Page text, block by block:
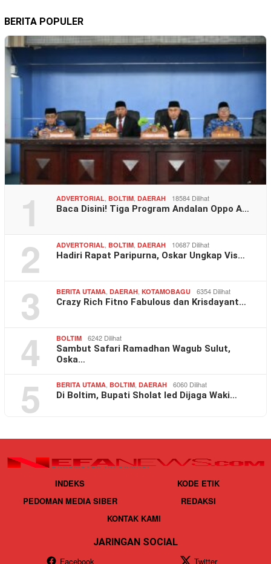
BERITA POPULER
1 ADVERTORIAL BOLTIM DAERAH 18584 Dilihat
Baca Disini! Tiga Program Andalan Oppo A…
2 ADVERTORIAL BOLTIM DAERAH 10687 Dilihat
Hadiri Rapat Paripurna, Oskar Ungkap Vis…
3 BERITA UTAMA DAERAH KOTAMOBAGU 6354 Dilihat
Crazy Rich Fitno Fabulous dan Krisdayant…
4 BOLTIM 6242 Dilihat
Sambut Safari Ramadhan Wagub Sulut,
Oska…
5 BERITA UTAMA BOLTIM DAERAH 6060 Dilihat
Di Boltim, Bupati Sholat Ied Dijaga Waki…
INDEKS
KODE ETIK
PEDOMAN MEDIA SIBER
REDAKSI
KONTAK KAMI
JARINGAN SOCIAL
Facebook
Twitter